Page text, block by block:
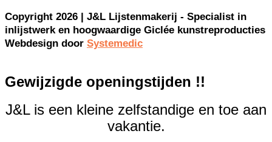
Copyright 2026 | J&L Lijstenmakerij - Specialist in
inlijstwerk en hoogwaardige Giclée kunstreproducties
Webdesign door Systemedic
Gewijzigde openingstijden !!
J&L is een kleine zelfstandige en toe aan
vakantie.